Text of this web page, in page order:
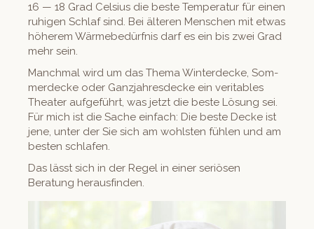
16 — 18 Grad Cel­sius die beste Tem­per­atur für einen
ruhi­gen Schlaf sind. Bei älteren Men­schen mit etwas
höherem Wärmebedürf­nis darf es ein bis zwei Grad
mehr sein.
Manch­mal wird um das The­ma Win­ter­decke, Som­
merdecke oder Ganz­jahres­decke ein ver­i­ta­bles
The­ater aufge­führt, was jet­zt die beste Lösung sei.
Für mich ist die Sache ein­fach: Die beste Decke ist
jene, unter der Sie sich am wohlsten fühlen und am
besten schlafen.
Das lässt sich in der Regel in ein­er ser­iösen
Beratung herausfinden.